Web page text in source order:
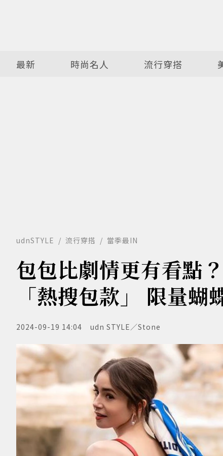
最新 時尚名人 流行穿搭
udnSTYLE 流行穿搭 當季最IN
包包比劇情更有看點
「熱搜包款」 限量蝴
2024-09-19 14:04 udn STYLE／Stone